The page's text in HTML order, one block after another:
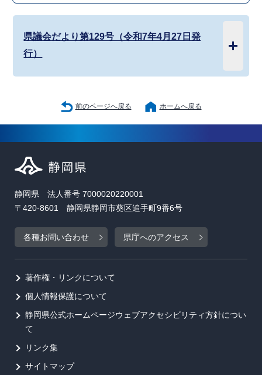
県議会だより第129号（令和7年4月27日発
行）
前のページへ戻る ホームへ戻る
静岡県 法人番号 7000020220001
〒420-8601 静岡県静岡市葵区追手町9番6号
各種お問い合わせ 県庁へのアクセス
著作権・リンクについて
個人情報保護について
静岡県公式ホームページウェブアクセシビリティ方針につい
て
リンク集
サイトマップ